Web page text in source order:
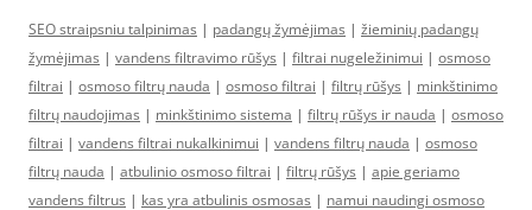
SEO straipsniu talpinimas | padangų žymėjimas | žieminių padangų
žymėjimas | vandens filtravimo rūšys | filtrai nugeležinimui | osmoso
filtrai | osmoso filtrų nauda | osmoso filtrai | filtrų rūšys | minkštinimo
filtrų naudojimas | minkštinimo sistema | filtrų rūšys ir nauda | osmoso
filtrai | vandens filtrai nukalkinimui | vandens filtrų nauda | osmoso
filtrų nauda | atbulinio osmoso filtrai | filtrų rūšys | apie geriamo
vandens filtrus | kas yra atbulinis osmosas | namui naudingi osmoso